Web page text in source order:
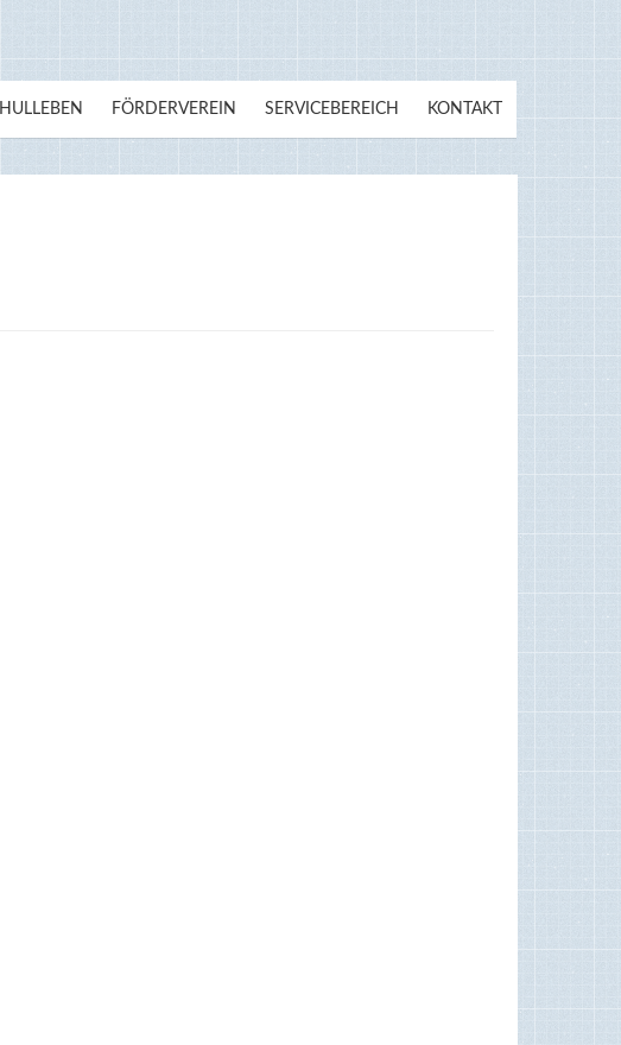
FÖRDERVEREIN SERVICEBEREICH KONTAKT